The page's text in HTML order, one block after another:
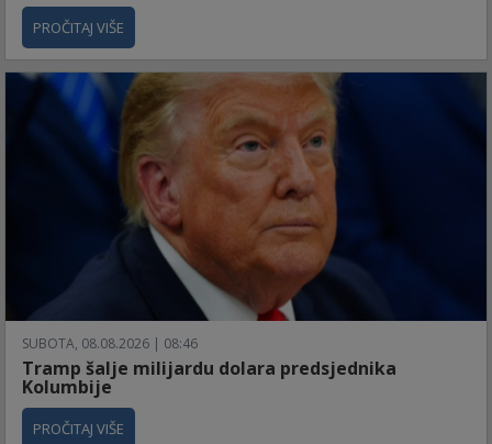
PROČITAJ VIŠE
SUBOTA, 08.08.2026 | 08:46
Tramp šalje milijardu dolara predsjednika
Kolumbije
PROČITAJ VIŠE